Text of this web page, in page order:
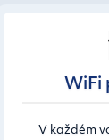
WiFi
V každém